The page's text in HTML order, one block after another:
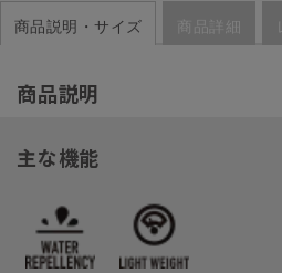
商品説明・サイズ 商品詳細
商品説明
主な機能